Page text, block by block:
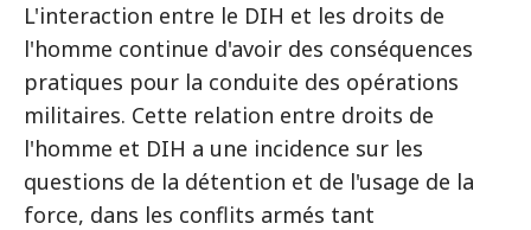
L'interaction entre le DIH et les droits de
l'homme continue d'avoir des conséquences
pratiques pour la conduite des opérations
militaires. Cette relation entre droits de
l'homme et DIH a une incidence sur les
questions de la détention et de l'usage de la
force, dans les conflits armés tant